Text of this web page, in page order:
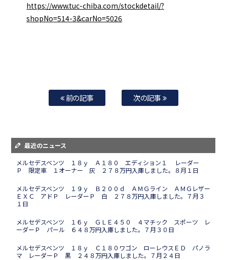
https://www.tuc-chiba.com/stockdetail/?
shopNo=514-3&carNo=5026
前の記事 次の記事
最近のニュース
メルセデスベンツ １８ｙ Ａ１８０ エディション１ レーダー
Ｐ 限定車 １オーナー 灰 ２７８万円入庫しました。８月１日
メルセデスベンツ １９ｙ Ｂ２００ｄ ＡＭＧライン ＡＭＧレザー
ＥＸＣ アドＰ レーダーＰ 白 ２７８万円入庫しました。７月３
１日
メルセデスベンツ １６ｙ ＧＬＥ４５０ ４マチック スポーツ レ
ーダーＰ パール ６４８万円入庫しました。７月３０日
メルセデスベンツ １８ｙ Ｃ１８０ワゴン ローレウスＥＤ パノラ
マ レーダーＰ 黒 ２４８万円入庫しました。７月２４日